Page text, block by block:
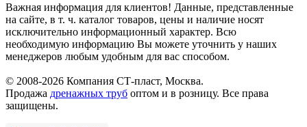
Важная информация для клиентов! Данные, представленные
на сайте, в т. ч. каталог товаров, цены и наличие носят
исключительно информационный характер. Всю
необходимую информацию Вы можете уточнить у наших
менеджеров любым удобным для вас способом.
© 2008-2026 Компания СТ-пласт, Москва.
Продажа дренажных труб оптом и в розницу. Все права
защищены.